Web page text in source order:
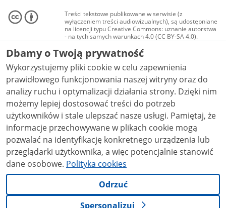
Treści tekstowe publikowane w serwisie (z
wyłączeniem treści audiowizualnych), są udostępniane
na licencji typu Creative Commons: uznanie autorstwa
- na tych samych warunkach 4.0 (CC BY-SA 4.0).
Materiały audiowizualne, w tym zdjęcia, materiały
audio i wideo, są udostępniane na licencji typu
Creative Commons: uznanie autorstwa użycie
niekomercyjne - bez utworów zależnych 4.0 (CC BY-
NC-ND 4.0), o ile nie jest to stwierdzone inaczej.
Dbamy o Twoją prywatność
Wykorzystujemy pliki cookie w celu zapewnienia
prawidłowego funkcjonowania naszej witryny oraz do
analizy ruchu i optymalizacji działania strony. Dzięki nim
możemy lepiej dostosować treści do potrzeb
użytkowników i stale ulepszać nasze usługi. Pamiętaj, że
informacje przechowywane w plikach cookie mogą
pozwalać na identyfikację konkretnego urządzenia lub
przeglądarki użytkownika, a więc potencjalnie stanowić
dane osobowe. Polityka cookies
Odrzuć
Spersonalizuj